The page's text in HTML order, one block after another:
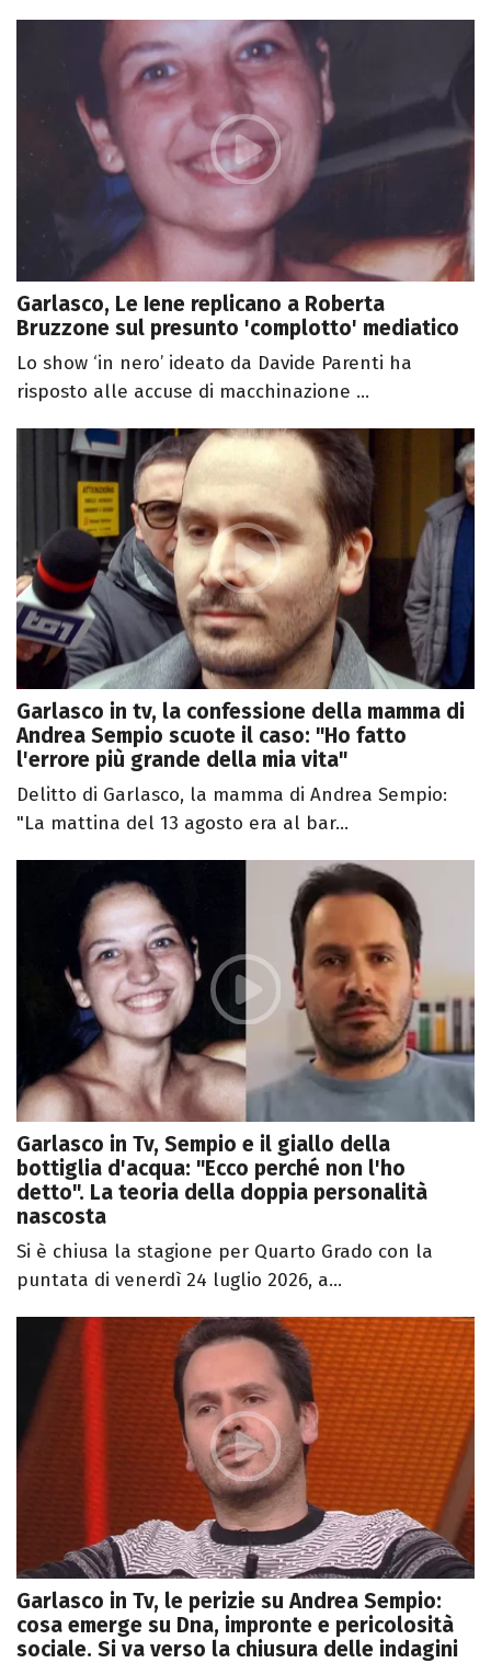
Garlasco, Le Iene replicano a Roberta
Bruzzone sul presunto 'complotto' mediatico
Lo show ‘in nero’ ideato da Davide Parenti ha
risposto alle accuse di macchinazione ...
Garlasco in tv, la confessione della mamma di
Andrea Sempio scuote il caso: "Ho fatto
l'errore più grande della mia vita"
Delitto di Garlasco, la mamma di Andrea Sempio:
"La mattina del 13 agosto era al bar...
Garlasco in Tv, Sempio e il giallo della
bottiglia d'acqua: "Ecco perché non l'ho
detto". La teoria della doppia personalità
nascosta
Si è chiusa la stagione per Quarto Grado con la
puntata di venerdì 24 luglio 2026, a...
Garlasco in Tv, le perizie su Andrea Sempio:
cosa emerge su Dna, impronte e pericolosità
sociale. Si va verso la chiusura delle indagini